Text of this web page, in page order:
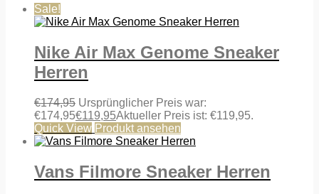
Sale!
Nike Air Max Genome Sneaker
Herren
€174,95 Ursprünglicher Preis war:
€174,95€119,95Aktueller Preis ist: €119,95.
Quick View Produkt ansehen
Vans Filmore Sneaker Herren